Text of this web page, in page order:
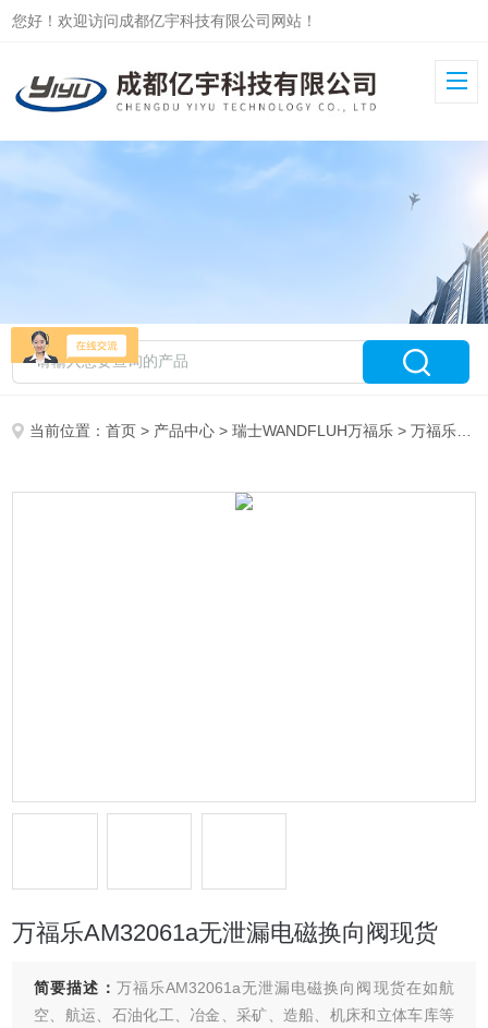
您好！欢迎访问成都亿宇科技有限公司网站！
当前位置：首页 > 产品中心 >瑞士WANDFLUH万福乐 >万福乐电磁阀
万福乐AM32061a无泄漏电磁换向阀现货
简要描述： 万福乐AM32061a无泄漏电磁换向阀现货在如航
空、航运、石油化工、冶金、采矿、造船、机床和立体车库等